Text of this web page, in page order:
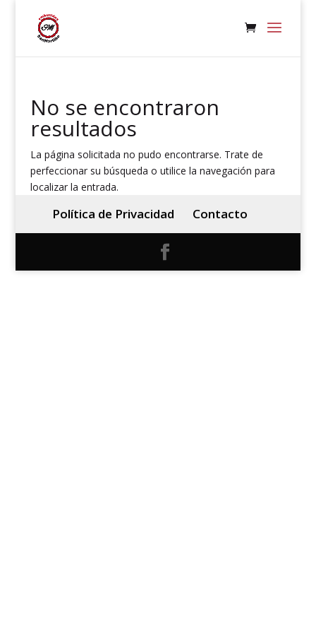
No se encontraron
resultados
La página solicitada no pudo encontrarse. Trate de
perfeccionar su búsqueda o utilice la navegación para
localizar la entrada.
Política de Privacidad Contacto